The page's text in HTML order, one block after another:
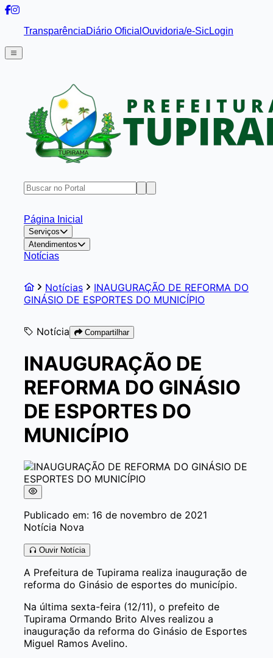
TransparênciaDiário Oficial Ouvidoria/e-SicLogin
Página Inicial
Serviços
Atendimentos
Notícias
Notícias
INAUGURAÇÃO DE REFORMA DO
GINÁSIO DE ESPORTES DO MUNICÍPIO
Notícia Compartilhar
INAUGURAÇÃO DE
REFORMA DO GINÁSIO
DE ESPORTES DO
MUNICÍPIO
Publicado em: 16 de novembro de 2021
Notícia Nova
Ouvir Notícia
A Prefeitura de Tupirama realiza inauguração de
reforma do Ginásio de esportes do município.
Na última sexta-feira (12/11), o prefeito de
Tupirama Ormando Brito Alves realizou a
inauguração da reforma do Ginásio de Esportes
Miguel Ramos Avelino.